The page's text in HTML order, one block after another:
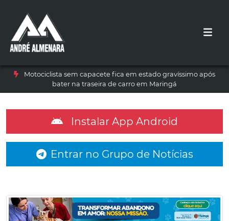
Motociclista sem capacete fica em estado gravíssimo após
bater na traseira de carro em Maringá
Instalar App Android
Entrar no Grupo de Notícias